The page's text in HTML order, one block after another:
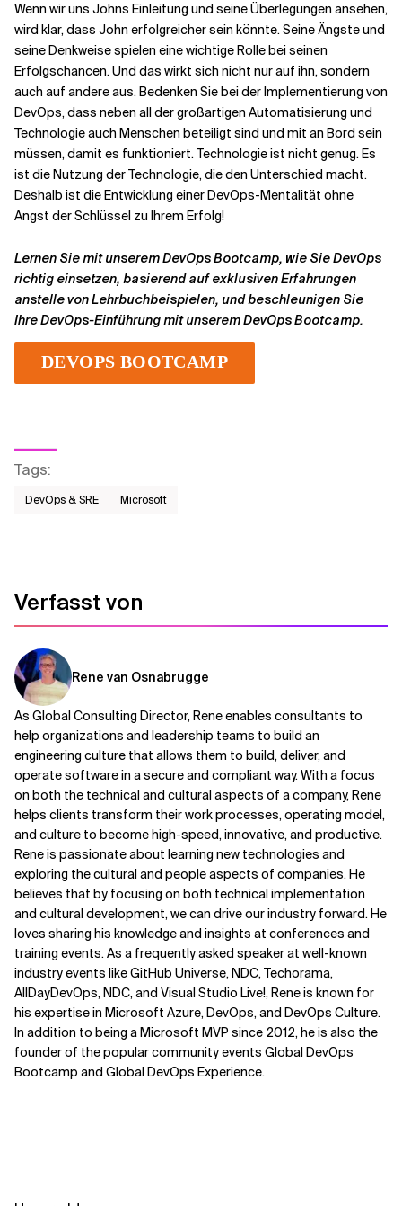
Wenn wir uns Johns Einleitung und seine Überlegungen ansehen,
wird klar, dass John erfolgreicher sein könnte. Seine Ängste und
seine Denkweise spielen eine wichtige Rolle bei seinen
Erfolgschancen. Und das wirkt sich nicht nur auf ihn, sondern
auch auf andere aus. Bedenken Sie bei der Implementierung von
DevOps, dass neben all der großartigen Automatisierung und
Technologie auch Menschen beteiligt sind und mit an Bord sein
müssen, damit es funktioniert. Technologie ist nicht genug. Es
ist die Nutzung der Technologie, die den Unterschied macht.
Deshalb ist die Entwicklung einer DevOps-Mentalität ohne
Angst der Schlüssel zu Ihrem Erfolg!
Lernen Sie mit unserem DevOps Bootcamp, wie Sie DevOps
richtig einsetzen, basierend auf exklusiven Erfahrungen
anstelle von Lehrbuchbeispielen, und beschleunigen Sie
Ihre DevOps-Einführung mit unserem DevOps Bootcamp.
DEVOPS BOOTCAMP
Tags:
DevOps & SRE Microsoft
Verfasst von
Rene van Osnabrugge
As Global Consulting Director, Rene enables consultants to
help organizations and leadership teams to build an
engineering culture that allows them to build, deliver, and
operate software in a secure and compliant way. With a focus
on both the technical and cultural aspects of a company, Rene
helps clients transform their work processes, operating model,
and culture to become high-speed, innovative, and productive.
Rene is passionate about learning new technologies and
exploring the cultural and people aspects of companies. He
believes that by focusing on both technical implementation
and cultural development, we can drive our industry forward. He
loves sharing his knowledge and insights at conferences and
training events. As a frequently asked speaker at well-known
industry events like GitHub Universe, NDC, Techorama,
AllDayDevOps, NDC, and Visual Studio Live!, Rene is known for
his expertise in Microsoft Azure, DevOps, and DevOps Culture.
In addition to being a Microsoft MVP since 2012, he is also the
founder of the popular community events Global DevOps
Bootcamp and Global DevOps Experience.